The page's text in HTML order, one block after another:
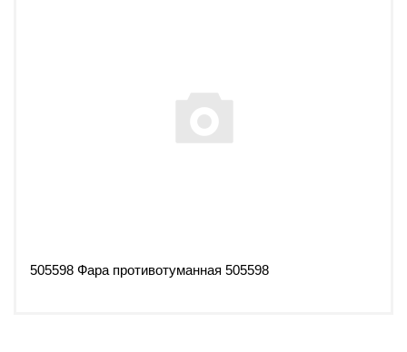
505598 Фара противотуманная 505598